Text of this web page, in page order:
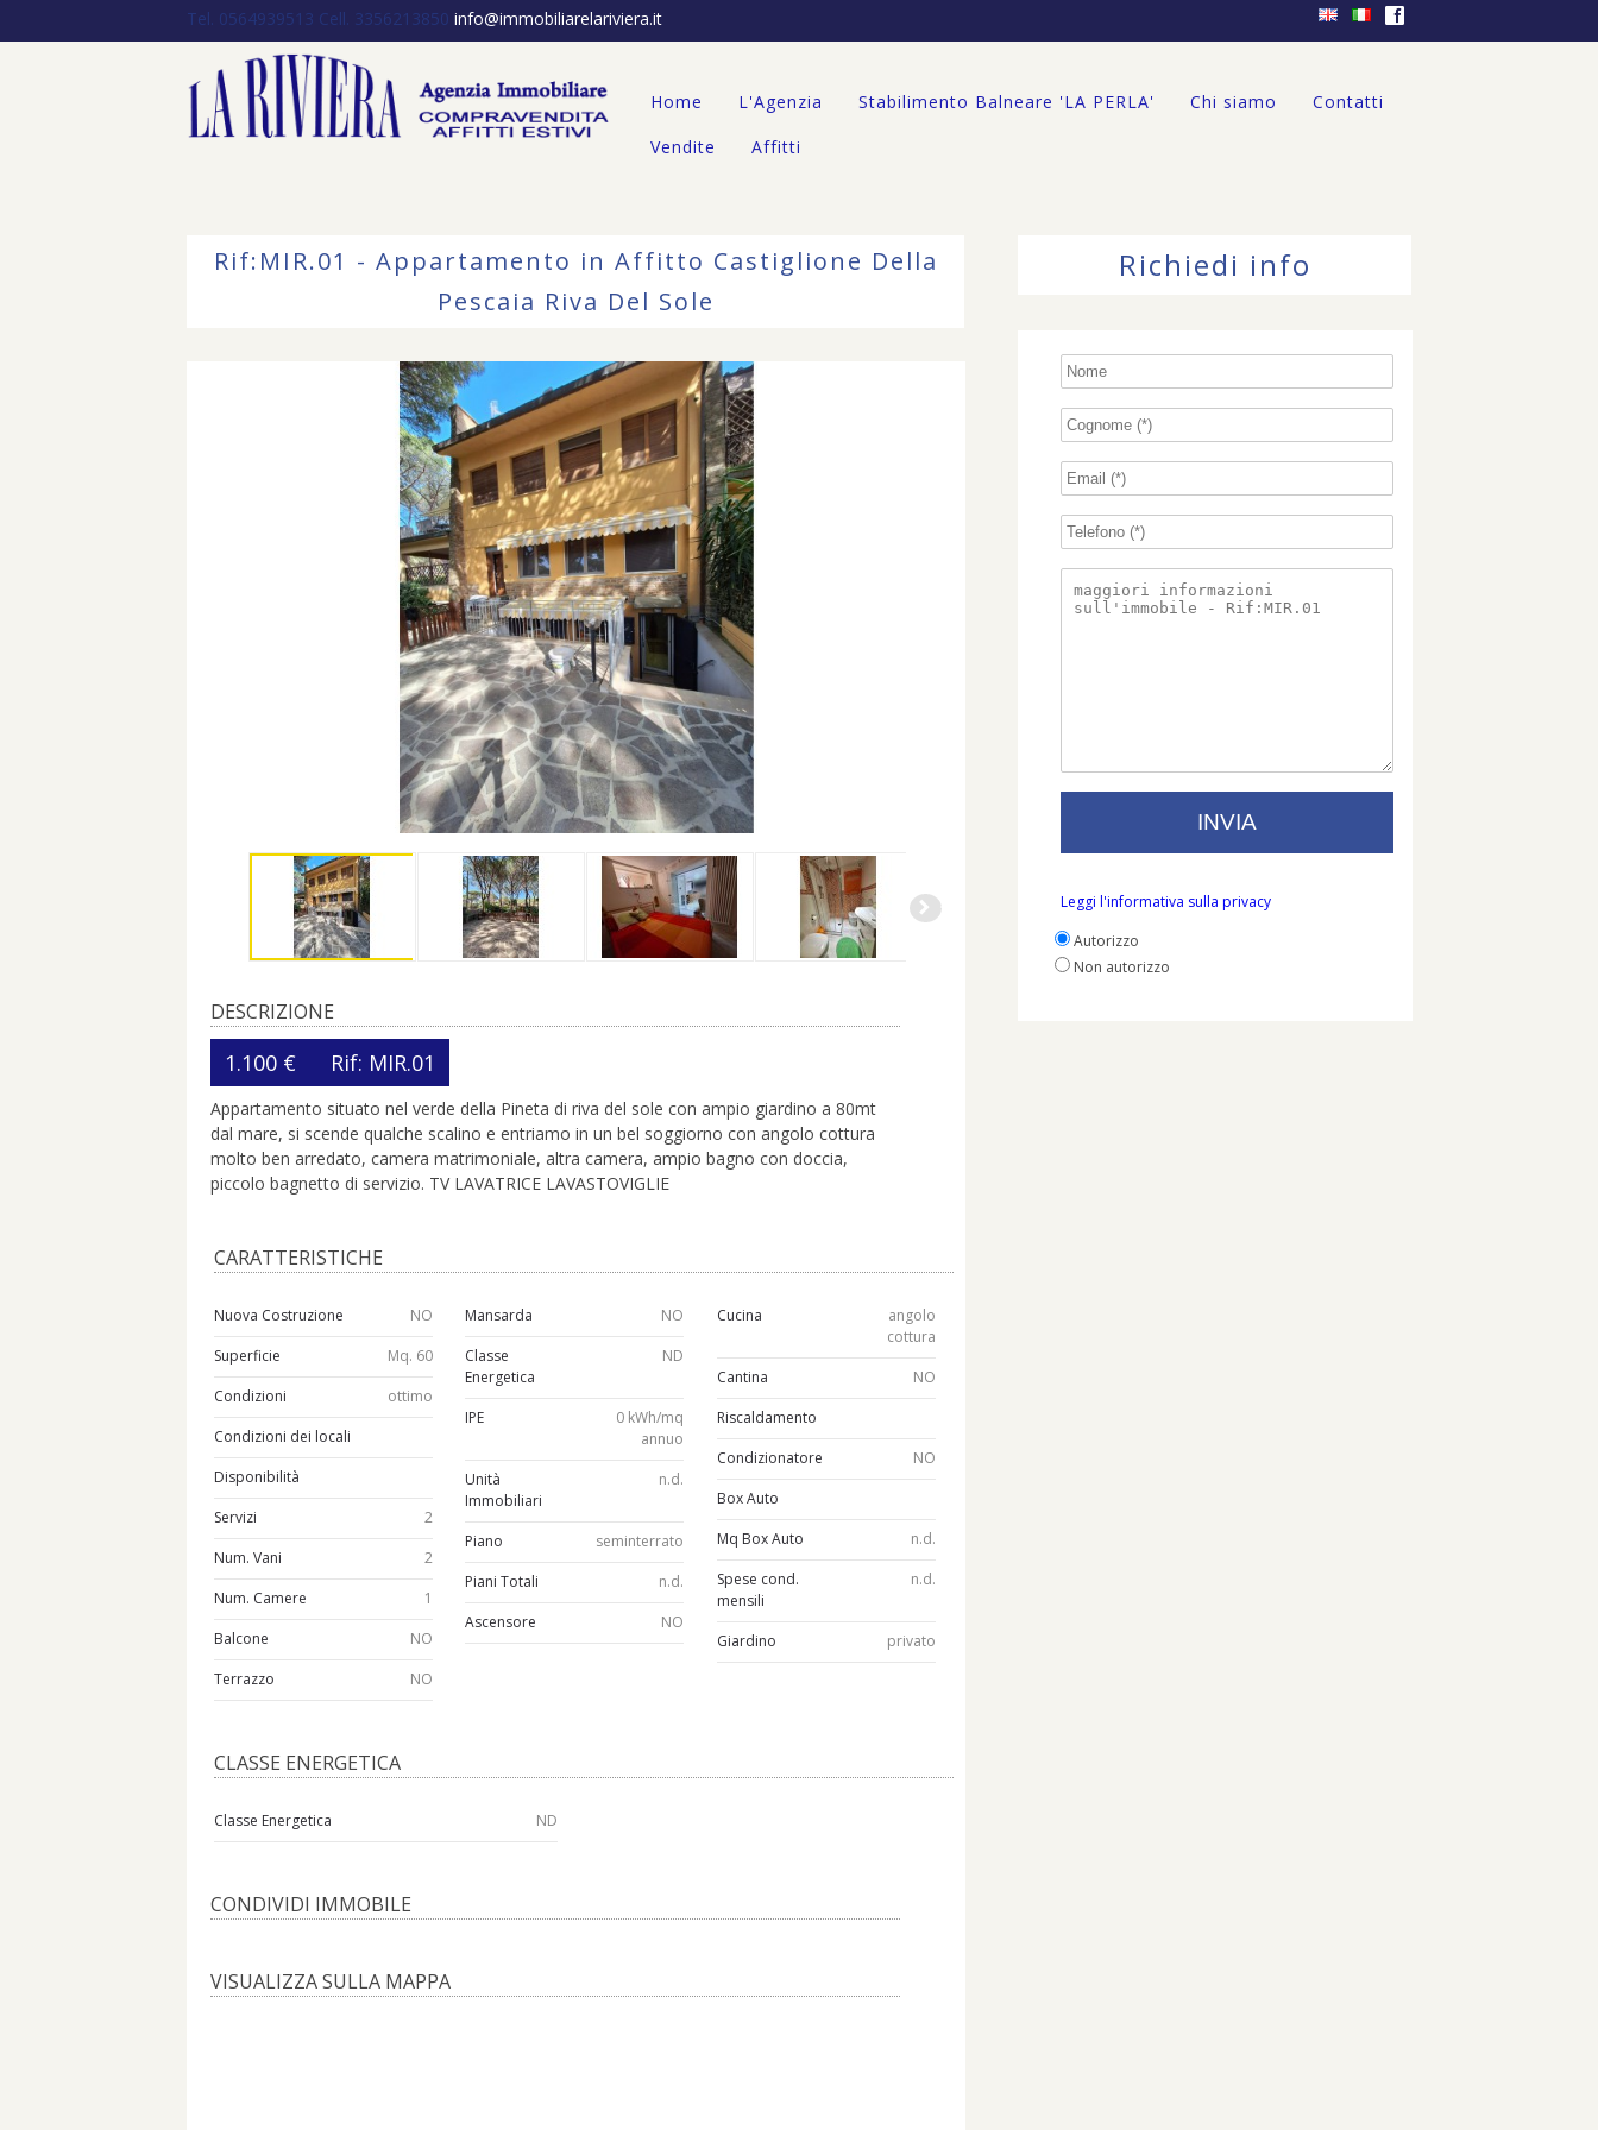
Tel. 0564939513 Cell. 3356213850 info@immobiliarelariviera.it f
Home L'Agenzia Stabilimento Balneare 'LA PERLA' Chi siamo
Contatti
Vendite
Affitti
Rif:MIR.01 - Appartamento in Affitto Castiglione Della
Pescaia Riva Del Sole
DESCRIZIONE
1.100 € Rif: MIR.01
Appartamento situato nel verde della Pineta di riva del sole con ampio giardino a 80mt
dal mare, si scende qualche scalino e entriamo in un bel soggiorno con angolo cottura
molto ben arredato, camera matrimoniale, altra camera, ampio bagno con doccia,
piccolo bagnetto di servizio. TV LAVATRICE LAVASTOVIGLIE
CARATTERISTICHE
Nuova Costruzione
NO
Superficie
Mq. 60
Condizioni
ottimo
Condizioni dei locali
Disponibilità
Servizi
2
Num. Vani
2
Num. Camere
1
Balcone
NO
Terrazzo
NO
Mansarda
NO
Classe
Energetica
ND
IPE
0 kWh/mq
annuo
Unità
Immobiliari
n.d.
Piano
seminterrato
Piani Totali
n.d.
Ascensore
NO
Cucina
angolo
cottura
Cantina
NO
Riscaldamento
Condizionatore
NO
Box Auto
Mq Box Auto
n.d.
Spese cond.
mensili
n.d.
Giardino privato
CLASSE ENERGETICA
Classe Energetica ND
CONDIVIDI IMMOBILE
VISUALIZZA SULLA MAPPA
Richiedi info
Leggi l'informativa sulla privacy
Autorizzo
Non autorizzo